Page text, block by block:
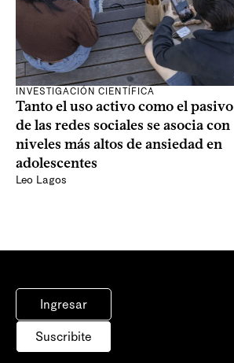
INVESTIGACIÓN CIENTÍFICA
Tanto el uso activo como el pasivo
de las redes sociales se asocia con
niveles más altos de ansiedad en
adolescentes
Leo Lagos
Ingresar
Suscribite